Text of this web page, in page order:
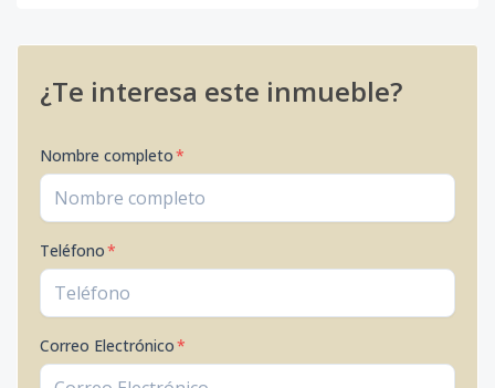
¿Te interesa este inmueble?
Nombre completo*
Teléfono*
Correo Electrónico*